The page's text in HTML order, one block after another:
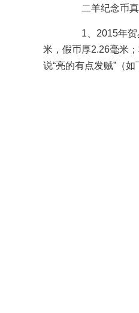
二羊纪念币真
1、2015年贺岁
米，假币厚2.26毫米
说“亮的有点发贼”（如